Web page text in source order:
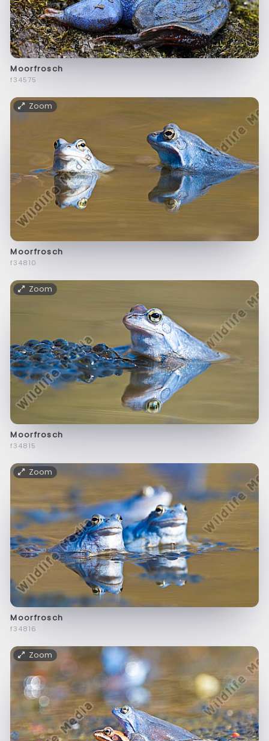
Moorfrosch
f34575
Zoom
Moorfrosch
f34810
Zoom
Moorfrosch
f34815
Zoom
Moorfrosch
f34816
Zoom